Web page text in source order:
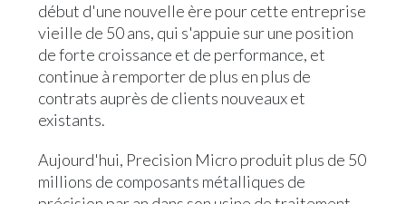
début d'une nouvelle ère pour cette entreprise
vieille de 50 ans, qui s'appuie sur une position
de forte croissance et de performance, et
continue à remporter de plus en plus de
contrats auprès de clients nouveaux et
existants.
Aujourd'hui, Precision Micro produit plus de 50
millions de composants métalliques de